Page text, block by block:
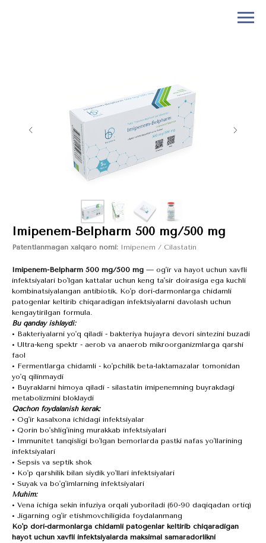
Imipenem-Belpharm 500 mg/500 mg
Patentlanmagan xalqaro nomi: Imipenem / Cilastatin
Imipenem-Belpharm 500 mg/500 mg — og'ir va hayot uchun xavfli
infektsiyalari bo'lgan kattalar uchun keng ta'sir doirasiga ega kuchli
kombinatsiyalangan antibiotik. Ko'p dori-darmonlarga chidamli
patogenlar keltirib chiqaradigan infektsiyalarni davolash uchun
kengaytirilgan formula.
Bu qanday ishlaydi:
• Bakteriyalarni yo'q qiladi - bakteriya hujayra devori sintezini buzadi
• Ultra-keng spektr - aerob va anaerob mikroorganizmlarga qarshi
faol
• Fermentlarga chidamli - ko'pchilik beta-laktamazalar tomonidan
yo'q qilinmaydi
• Buyraklarni himoya qiladi - silastatin imipenemning buyrakdagi
metabolizmini bloklaydi
Qachon foydalanish kerak:
• Og'ir kasalxona ichidagi infektsiyalar
• Qorin bo'shlig'ining murakkab infektsiyalari
• Immunitet tanqisligi bo'lgan bemorlarda pastki nafas yo'llarining
infektsiyalari
• Sepsis va septik shok
• Ko'p qarshilik bilan siydik yo'llari infektsiyalari
• Suyak va bo'g'imlarning infektsiyalari
Muhim:
• Vena ichiga sekin infuziya orqali yuboriladi (60-90 daqiqadan ortiq)
• Jigarning og'ir etishmovchiligida foydalanmang
Ko'p dori-darmonlarga chidamli patogenlar keltirib chiqaradigan
hayot uchun xavfli infektsiyalarda maksimal samaradorlikni